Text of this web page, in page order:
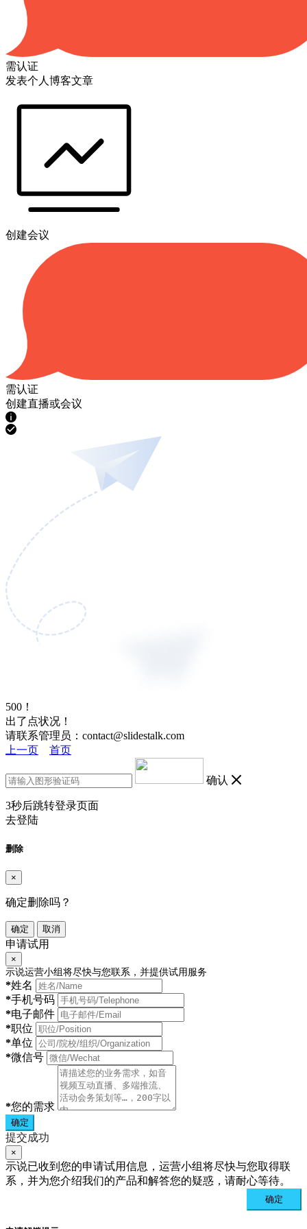
需认证
发表个人博客文章
创建会议
需认证
创建直播或会议
500！
出了点状况！
请联系管理员：contact@slidestalk.com
上一页
首页
确认
3秒后跳转登录页面
去登陆
删除
×
确定删除吗？
确定 取消
申请试用
×
示说运营小组将尽快与您联系，并提供试用服务
*姓名
*手机号码
*电子邮件
*职位
*单位
*微信号
*您的需求
确定
提交成功
×
示说已收到您的申请试用信息，运营小组将尽快与您取得联
系，并为您介绍我们的产品和解答您的疑惑，请耐心等待。
确定